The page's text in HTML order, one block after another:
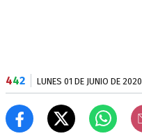
442 LUNES 01 DE JUNIO DE 2020